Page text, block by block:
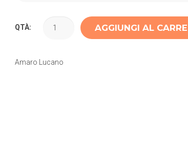
QTÀ: AGGIUNGI AL
Amaro Lucano